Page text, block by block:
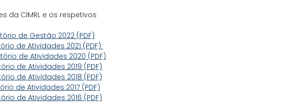
da CIMRL e os respetivos
de Gestão 2022 (PDF)
de Atividades 2021 (PDF)
de Atividades 2020 (PDF)
de Atividades 2019 (PDF)
de Atividades 2018 (PDF)
de Atividades 2017 (PDF)
de Atividades 2016 (PDF)